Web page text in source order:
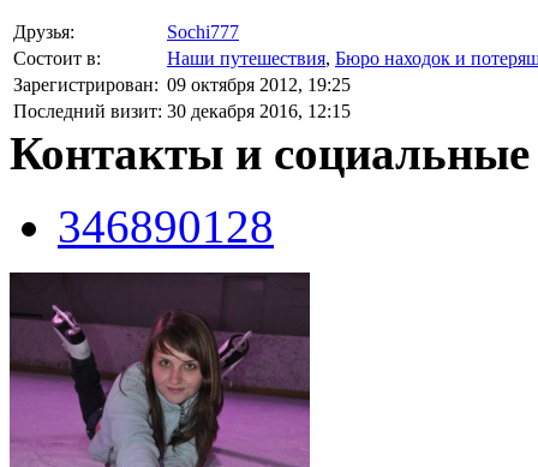
Друзья:
Sochi777
Состоит в:
Наши путешествия, Бюро находок и
Зарегистрирован: 09 октября 2012, 19:25
Последний визит: 30 декабря 2016, 12:15
Контакты и социальные
346890128